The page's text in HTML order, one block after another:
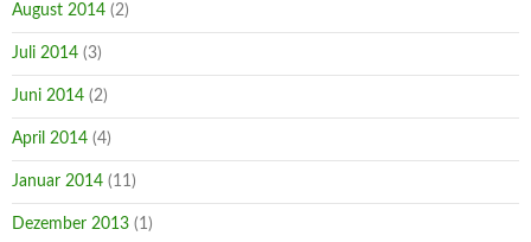
August 2014 (2)
Juli 2014 (3)
Juni 2014 (2)
April 2014 (4)
Januar 2014 (11)
Dezember 2013 (1)